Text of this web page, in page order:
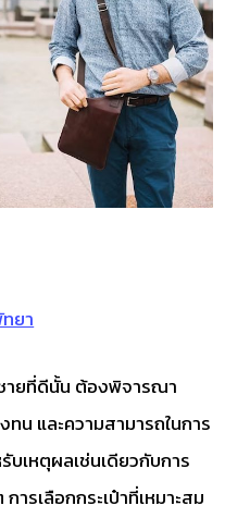
ยา
ายที่ดีนั้น ต้องพิจารณา
น และความสามารถในการ
เหตุผลเช่นเดียวกับการ
รเลือกกระเป๋าที่เหมาะสม